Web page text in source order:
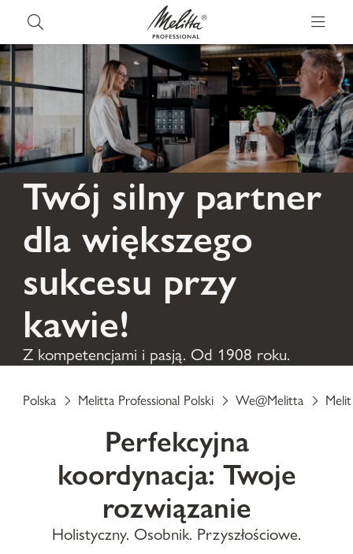
Twój silny partner
dla większego
sukcesu przy
kawie!
Z kompetencjami i pasją. Od 1908 roku.
Polska Melitta Professional Polski We@Melitta
Perfekcyjna
koordynacja: Twoje
rozwiązanie
Holistyczny. Osobnik. Przyszłościowe.